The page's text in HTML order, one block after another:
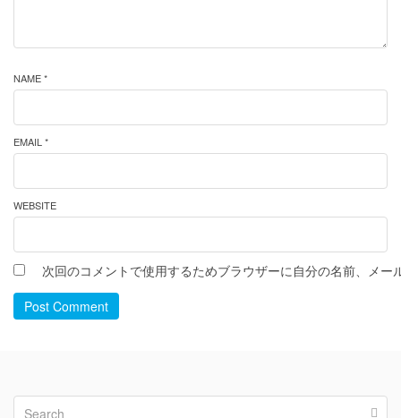
NAME *
EMAIL *
WEBSITE
次回のコメントで使用するためブラウザーに自分の名前、メー
Post Comment